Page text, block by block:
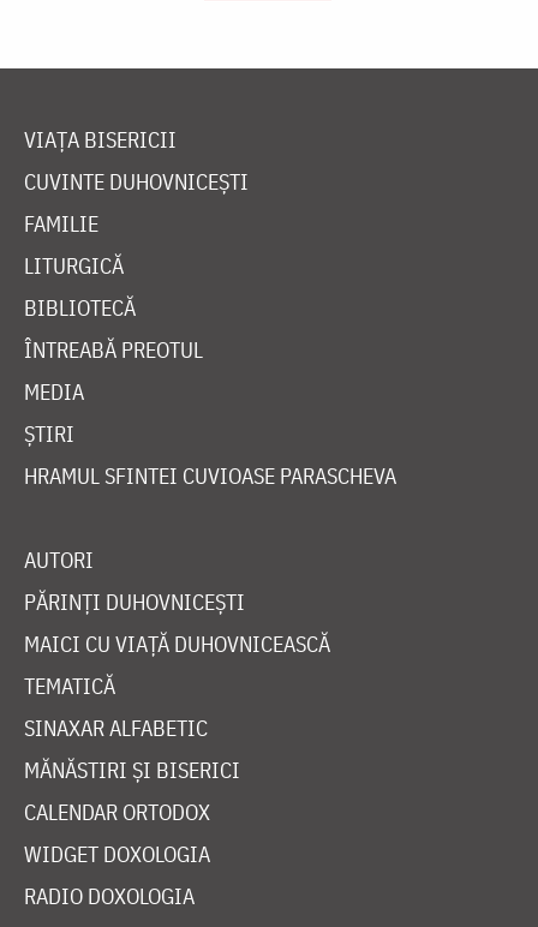
VIAȚA BISERICII
CUVINTE DUHOVNICEȘTI
FAMILIE
LITURGICĂ
BIBLIOTECĂ
ÎNTREABĂ PREOTUL
MEDIA
ȘTIRI
HRAMUL SFINTEI CUVIOASE PARASCHEVA
AUTORI
PĂRINȚI DUHOVNICEȘTI
MAICI CU VIAȚĂ DUHOVNICEASCĂ
TEMATICĂ
SINAXAR ALFABETIC
MĂNĂSTIRI ȘI BISERICI
CALENDAR ORTODOX
WIDGET DOXOLOGIA
RADIO DOXOLOGIA